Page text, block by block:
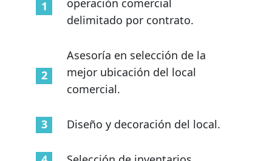
operación comercial
delimitado por contrato.
Asesoría en selección de la
mejor ubicación del local
comercial.
Diseño y decoración del local.